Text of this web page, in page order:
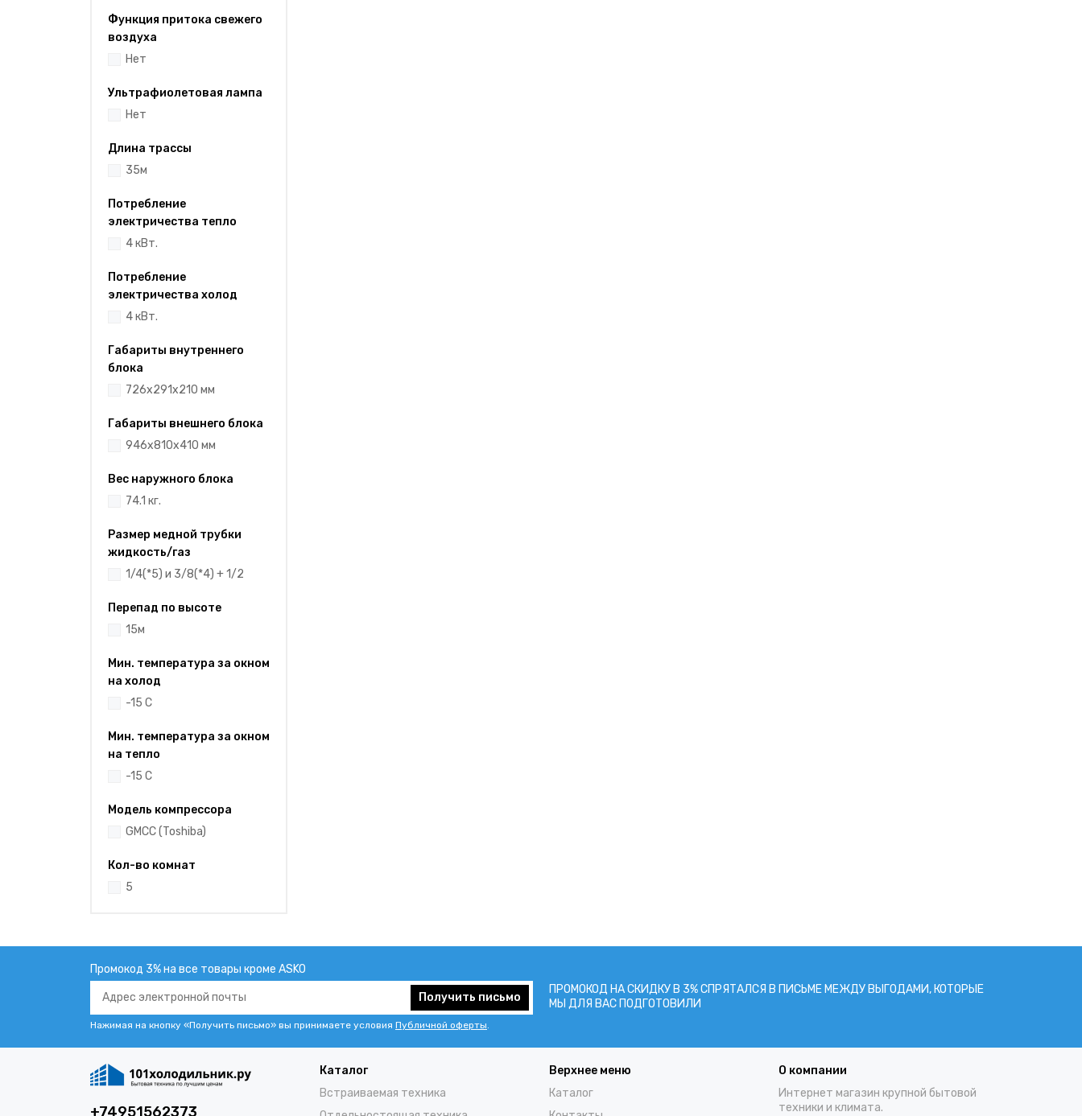
Функция притока свежего
воздуха
Нет
Ультрафиолетовая лампа
Нет
Длина трассы
35м
Потребление
электричества тепло
4 кВт.
Потребление
электричества холод
4 кВт.
Габариты внутреннего
блока
726x291x210 мм
Габариты внешнего блока
946x810x410 мм
Вес наружного блока
74.1 кг.
Размер медной трубки
жидкость/газ
1/4(*5) и 3/8(*4) + 1/2
Перепад по высоте
15м
Мин. температура за окном
на холод
-15 С
Мин. температура за окном
на тепло
-15 С
Модель компрессора
GMCC (Toshiba)
Кол-во комнат
5
Промокод 3% на все товары кроме ASKO
Получить письмо
Нажимая на кнопку «Получить письмо» вы принимаете условия Публичной оферты.
ПРОМОКОД НА СКИДКУ В 3% СПРЯТАЛСЯ В ПИCЬМЕ МЕЖДУ ВЫГОДАМИ, КОТОРЫЕ
МЫ ДЛЯ ВАС ПОДГОТОВИЛИ
+74951562373
Каталог
Встраиваемая техника
Верхнее меню
Каталог
О компании
Интернет магазин крупной бытовой
техники и климата.